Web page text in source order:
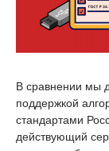
В сравнении мы
поддержкой
стандартами
действующий